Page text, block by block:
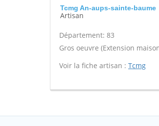
Tcmg An-aups-sainte-baume
Artisan
Département: 83
Gros oeuvre (Extension
Voir la fiche artisan : Tcmg